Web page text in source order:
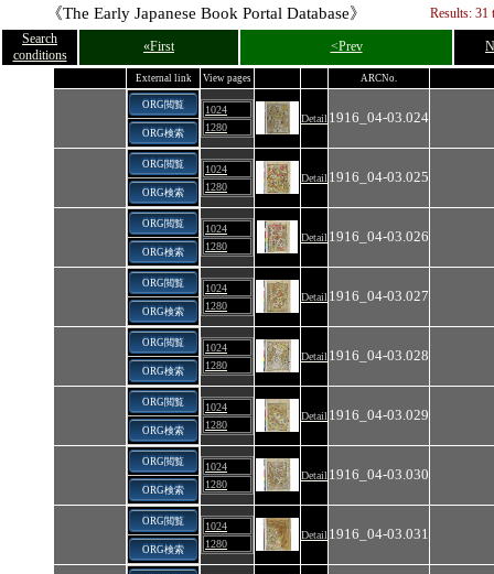
《The Early Japanese Book Portal Database》
Results: 31
Search
conditions
«First <Prev
External link View pages ARCNo.
ORG閲覧
ORG検索
1024
1280
Detail 1916_04-03.024
ORG閲覧
ORG検索
1024
1280
Detail 1916_04-03.025
ORG閲覧
ORG検索
1024
1280
Detail 1916_04-03.026
ORG閲覧
ORG検索
1024
1280
Detail 1916_04-03.027
ORG閲覧
ORG検索
1024
1280
Detail 1916_04-03.028
ORG閲覧
ORG検索
1024
1280
Detail 1916_04-03.029
ORG閲覧
ORG検索
1024
1280
Detail 1916_04-03.030
ORG閲覧
ORG検索
1024
1280
Detail 1916_04-03.031